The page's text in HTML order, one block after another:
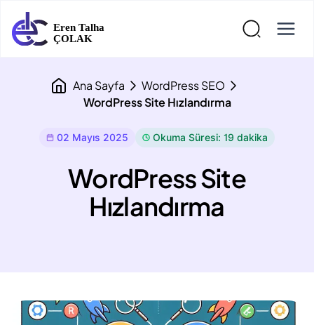
Ana Sayfa
WordPress SEO
WordPress Site Hızlandırma
02 Mayıs 2025 Okuma Süresi: 19 dakika
WordPress Site
Hızlandırma